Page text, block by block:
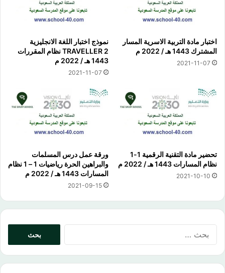
اختبار مادة التربية الاسرية المسار
المشترك 1443 هـ / 2022 م
2021-11-07
نموذج اختبار اللغة الانجليزية
TRAVELLER 2 نظام المقررات
1443 هـ / 2022 م
2021-11-07
تحضير مادة التقنية الرقمية 1-1
نظام المسارات 1443 هـ / 2022 م
2021-10-10
ورقة عمل درس المسلمات
والبراهين الحرة رياضيات 1 – 1 نظام
المسارات 1443 هـ / 2022 م
2021-09-15